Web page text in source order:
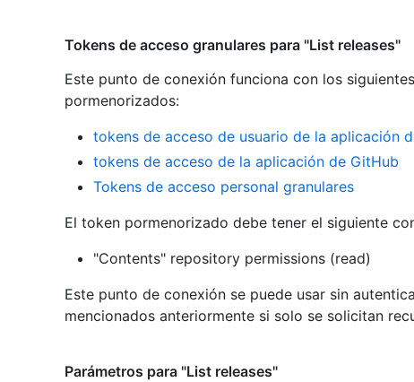
Tokens de acceso granulares para "List releases"
Este punto de conexión funciona con los
pormenorizados:
tokens de acceso de usuario de la aplicación
tokens de acceso de la aplicación de GitHub
Tokens de acceso personal granulares
El token pormenorizado debe tener el siguiente
"Contents" repository permissions (read)
Este punto de conexión se puede usar sin
mencionados anteriormente si solo se solicitan
Parámetros para "List releases"